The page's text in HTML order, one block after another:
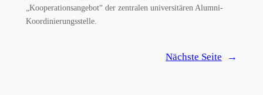
„Kooperationsangebot“ der zentralen universitären Alumni-
Koordinierungsstelle.
Nächste Seite →